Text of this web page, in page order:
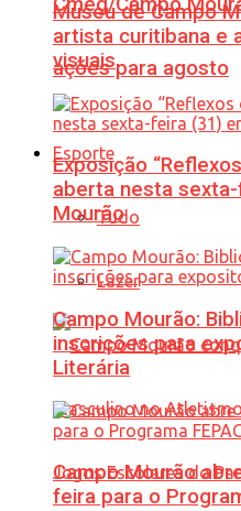
ações para agosto
Esporte
Tudo
Lazer
Museu de Campo
artista curitibana e
visuais
Exposição
aberta nesta
Mourão
Campo Mourão:
inscrições para
Literária
Campo Mourão
feira para o